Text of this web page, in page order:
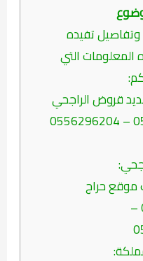
تفيده
المعلومات التي
قروض الراجحي
موقع حراج
لتسديد القروض 0597497170 –